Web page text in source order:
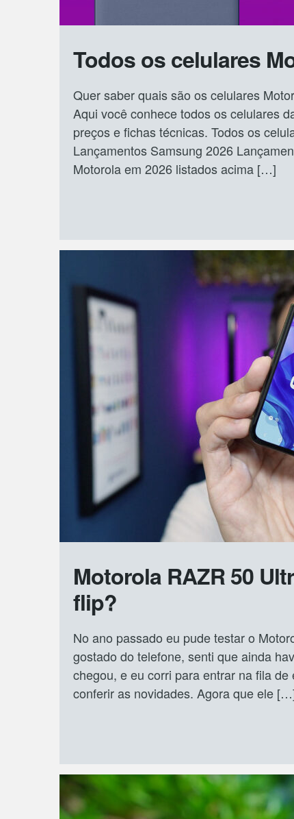
Todos os celulares
Quer saber quais são os celulares
Aqui você conhece todos os celulares
preços e fichas técnicas. Todos os
Lançamentos Samsung 2026
Motorola em 2026 listados acima […]
Motorola RAZR 50
flip?
No ano passado eu pude testar o
gostado do telefone, senti que ainda
chegou, e eu corri para entrar na fila
conferir as novidades. Agora que ele